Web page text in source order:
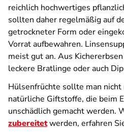
reichlich hochwertiges
sollten daher regelmäßig auf
getrockneter Form oder
Vorrat aufbewahren.
meist gut an. Aus
leckere Bratlinge oder auch
Hülsenfrüchte sollte man
natürliche Giftstoffe, die beim
unschädlich gemacht werden.
zubereitetwerden, erfahren